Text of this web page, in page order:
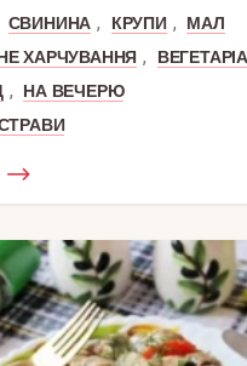
СВИНИНА , КРУПИ ,
МАЛ
ХАРЧУВАННЯ ,
,
НА ВЕЧЕРЮ